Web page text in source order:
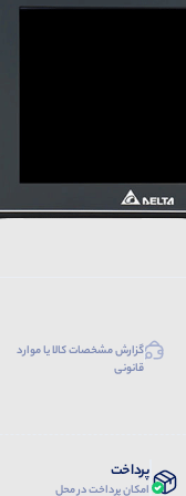
گزارش مشخصات کالا یا موارد
قانونی
پرداخت
امکان پرداخت در محل